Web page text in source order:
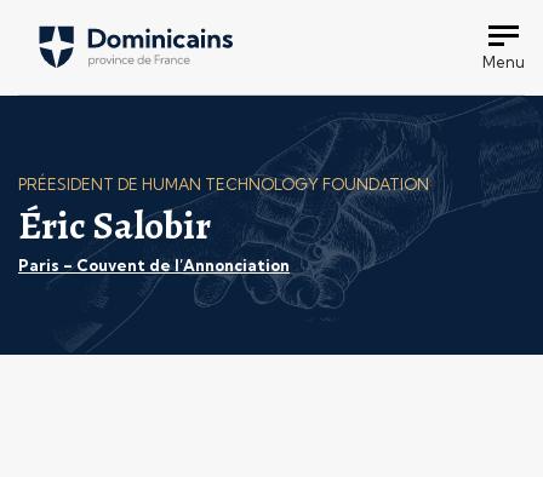
Menu
PRÉESIDENT DE HUMAN TECHNOLOGY FOUNDATION
Éric Salobir
Paris – Couvent de l’Annonciation